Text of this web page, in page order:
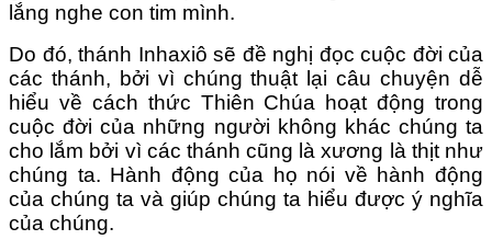
lắng nghe con tim mình.
Do đó, thánh Inhaxiô sẽ đề nghị đọc cuộc đời của
các thánh, bởi vì chúng thuật lại câu chuyện dễ
hiểu về cách thức Thiên Chúa hoạt động trong
cuộc đời của những người không khác chúng ta
cho lắm bởi vì các thánh cũng là xương là thịt như
chúng ta. Hành động của họ nói về hành động
của chúng ta và giúp chúng ta hiểu được ý nghĩa
của chúng.